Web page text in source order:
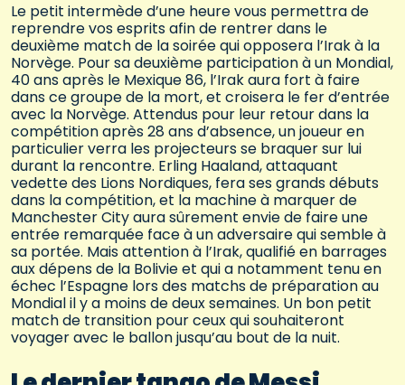
Le petit intermède d’une heure vous permettra de
reprendre vos esprits afin de rentrer dans le
deuxième match de la soirée qui opposera l’Irak à la
Norvège. Pour sa deuxième participation à un Mondial,
40 ans après le Mexique 86, l’Irak aura fort à faire
dans ce groupe de la mort, et croisera le fer d’entrée
avec la Norvège. Attendus pour leur retour dans la
compétition après 28 ans d’absence, un joueur en
particulier verra les projecteurs se braquer sur lui
durant la rencontre. Erling Haaland, attaquant
vedette des Lions Nordiques, fera ses grands débuts
dans la compétition, et la machine à marquer de
Manchester City aura sûrement envie de faire une
entrée remarquée face à un adversaire qui semble à
sa portée. Mais attention à l’Irak, qualifié en barrages
aux dépens de la Bolivie et qui a notamment tenu en
échec l’Espagne lors des matchs de préparation au
Mondial il y a moins de deux semaines. Un bon petit
match de transition pour ceux qui souhaiteront
voyager avec le ballon jusqu’au bout de la nuit.